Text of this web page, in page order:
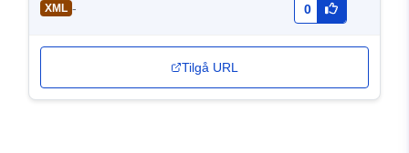
XML - 0
Tilgå URL